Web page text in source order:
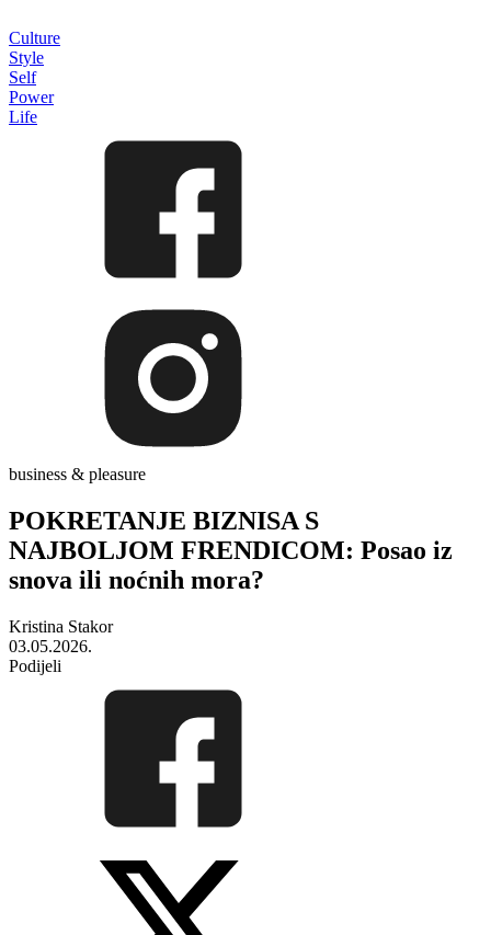
Culture
Style
Self
Power
Life
business & pleasure
POKRETANJE BIZNISA S
NAJBOLJOM FRENDICOM: Posao iz
snova ili noćnih mora?
Kristina Stakor
03.05.2026.
Podijeli